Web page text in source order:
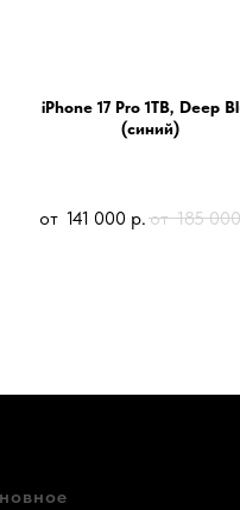
iPhone 17 Pro 1TB, Deep
(синий)
141 000 р. 185 000